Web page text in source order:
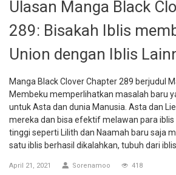
Ulasan Manga Black
289: Bisakah Iblis
Union dengan Iblis
Manga Black Clover Chapter 289 berjudul
Membeku memperlihatkan masalah baru
untuk Asta dan dunia Manusia. Asta dan
mereka dan bisa efektif melawan para iblis
tinggi seperti Lilith dan Naamah baru saja
satu iblis berhasil dikalahkan, tubuh dari
April 21, 2021 Sorenamoo 418